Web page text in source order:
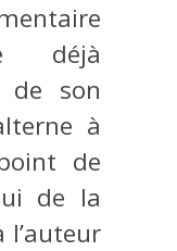
déjà
de son
à
de
de la